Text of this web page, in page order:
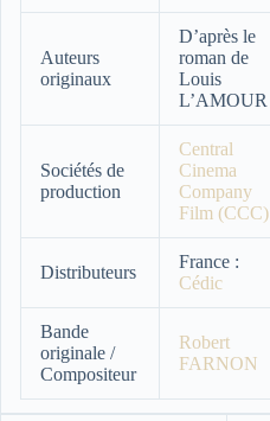
Auteurs
originaux
D’après le
roman de
Louis
L’AMOUR
Sociétés de
production
Central
Cinema
Company
Film (CCC)
Distributeurs
France :
Cédic
Bande
originale /
Compositeur
Robert
FARNON